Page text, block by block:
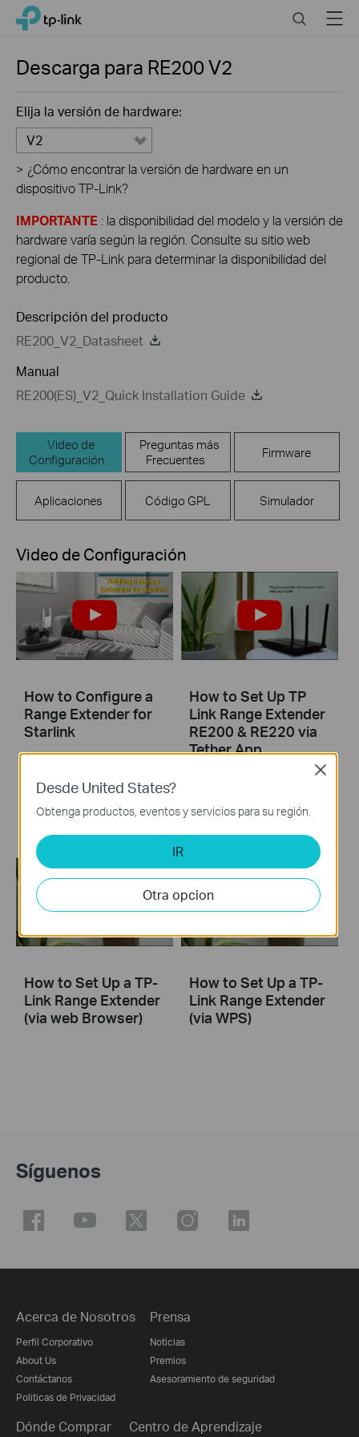
Click
navigation
TP-Link, Reliably Smart SearchMenu
Descarga para RE200V2
Elija la versión de hardware:
V2
> ¿Cómo encontrar la versión de hardware en un
dispositivo TP-Link?
IMPORTANTE : la disponibilidad del modelo y la versión de
hardware varía según la región. Consulte su sitio web
regional de TP-Link para determinar la disponibilidad del
producto.
Descripción del producto
RE200_V2_Datasheet
Manual
RE200(ES)_V2_Quick Installation Guide
Video de
Configuración
Preguntas más
Frecuentes
Firmware
Aplicaciones Código GPL Simulador
Video de Configuración
How to Configure a
Range Extender for
Starlink
How to Set Up TP
Link Range Extender
RE200 & RE220 via
Tether App
More
How to Set Up a TP-
Link Range Extender
(via web Browser)
How to Set Up a TP-
Link Range Extender
(via WPS)
Síguenos
Acerca de Nosotros
Perfil Corporativo
About Us
Contáctanos
Politicas de Privacidad
Prensa
Noticias
Premios
Asesoramiento de seguridad
Dónde Comprar Centro de Aprendizaje
Desde United States?
Obtenga productos, eventos y servicios para su región.
IR
Otra opcion
Close